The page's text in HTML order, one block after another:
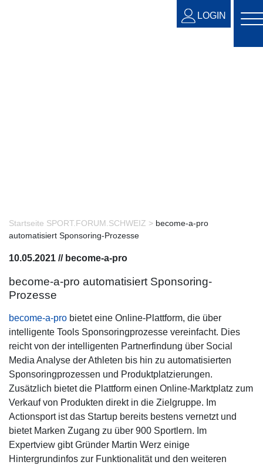
LOGIN
Startseite SPORT.FORUM.SCHWEIZ > become-a-pro
automatisiert Sponsoring-Prozesse
10.05.2021 // become-a-pro
become-a-pro automatisiert Sponsoring-
Prozesse
become-a-pro bietet eine Online-Plattform, die über
intelligente Tools Sponsoringprozesse vereinfacht. Dies
reicht von der intelligenten Partnerfindung über Social
Media Analyse der Athleten bis hin zu automatisierten
Sponsoringprozessen und Produktplatzierungen.
Zusätzlich bietet die Plattform einen Online-Marktplatz zum
Verkauf von Produkten direkt in die Zielgruppe. Im
Actionsport ist das Startup bereits bestens vernetzt und
bietet Marken Zugang zu über 900 Sportlern. Im
Expertview gibt Gründer Martin Werz einige
Hintergrundinfos zur Funktionalität und den weiteren